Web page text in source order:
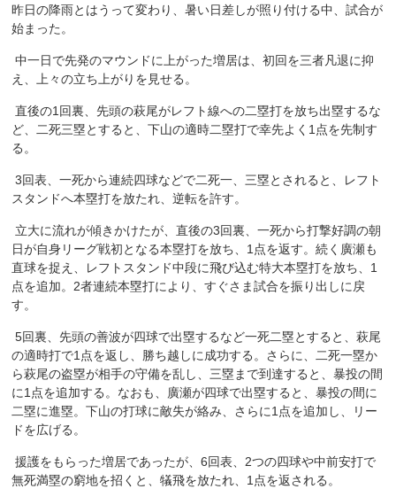
昨日の降雨とはうって変わり、暑い日差しが照り付ける中、試合が
始まった。
中一日で先発のマウンドに上がった増居は、初回を三者凡退に抑
え、上々の立ち上がりを見せる。
直後の1回裏、先頭の萩尾がレフト線への二塁打を放ち出塁するな
ど、二死三塁とすると、下山の適時二塁打で幸先よく1点を先制す
る。
3回表、一死から連続四球などで二死一、三塁とされると、レフト
スタンドへ本塁打を放たれ、逆転を許す。
立大に流れが傾きかけたが、直後の3回裏、一死から打撃好調の朝
日が自身リーグ戦初となる本塁打を放ち、1点を返す。続く廣瀬も
直球を捉え、レフトスタンド中段に飛び込む特大本塁打を放ち、1
点を追加。2者連続本塁打により、すぐさま試合を振り出しに戻
す。
5回裏、先頭の善波が四球で出塁するなど一死二塁とすると、萩尾
の適時打で1点を返し、勝ち越しに成功する。さらに、二死一塁か
ら萩尾の盗塁が相手の守備を乱し、三塁まで到達すると、暴投の間
に1点を追加する。なおも、廣瀬が四球で出塁すると、暴投の間に
二塁に進塁。下山の打球に敵失が絡み、さらに1点を追加し、リー
ドを広げる。
援護をもらった増居であったが、6回表、2つの四球や中前安打で
無死満塁の窮地を招くと、犠飛を放たれ、1点を返される。